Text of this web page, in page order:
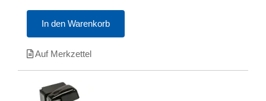
In den Warenkorb
Auf Merkzettel